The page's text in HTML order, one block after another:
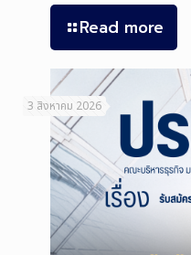
Read more
3 สิงหาคม 2026